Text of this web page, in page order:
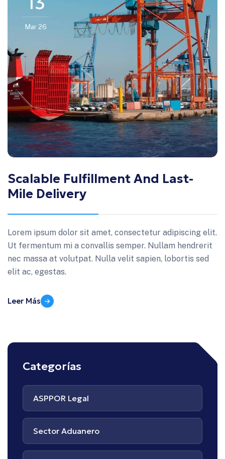
Mar 26
Scalable Fulfillment And Last-
Mile Delivery
Lorem ipsum dolor sit amet, consectetur adipiscing elit.
Ut fermentum mi a convallis semper. Nullam hendrerit
nec massa at volutpat. Nulla velit sapien, lobortis sed
elit ac, egestas.
Leer Más
Categorías
ASPPOR Legal
Sector Aduanero